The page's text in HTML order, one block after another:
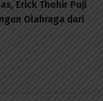
Erick Thohir Puji
Olahraga dari